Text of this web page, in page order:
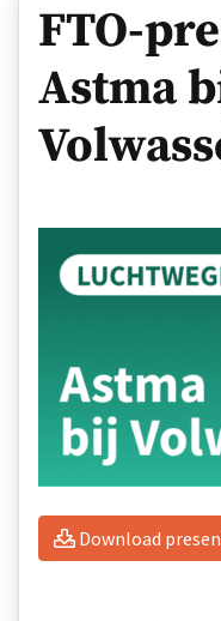
FTO-
Astma
Download